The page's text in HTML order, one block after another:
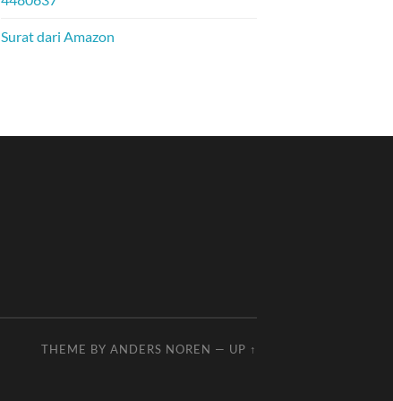
Surat dari Amazon
THEME BY ANDERS NOREN — UP ↑